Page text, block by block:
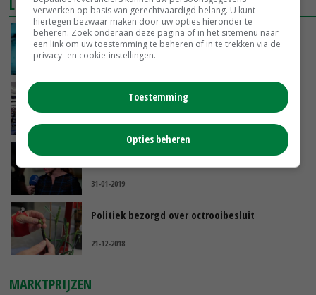
LEES OOK
Octrooibureau zet definitief streep door
plantoctrooi
Europees Parlement wil nu echt stop op
plantoctrooien
19-09-2019
Schouten tornt niet aan kwekersrecht
31-01-2019
Politiek bezorgd over octrooibesluit
21-12-2018
MARKTPRIJZEN
verwerken op basis van gerechtvaardigd belang. U kunt
hiertegen bezwaar maken door uw opties hieronder te
beheren. Zoek onderaan deze pagina of in het sitemenu naar
een link om uw toestemming te beheren of in te trekken via de
privacy- en cookie-instellingen.
Toestemming
Opties beheren